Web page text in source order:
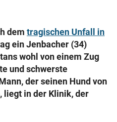
KG 2026
dem tragischen Unfall in
ein Jenbacher (34)
wohl von einem Zug
und schwerste
der seinen Hund von
liegt in der Klinik, der